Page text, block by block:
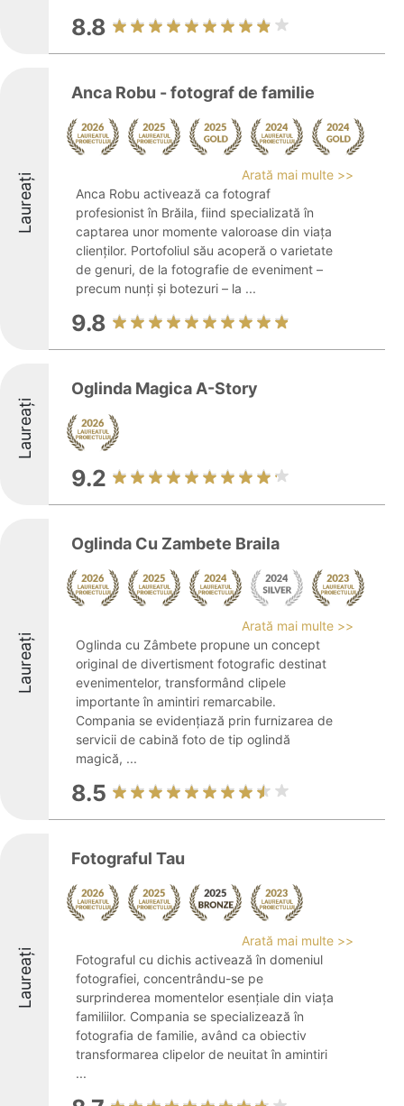
8.8
Laureați
Anca Robu - fotograf de familie
Arată mai multe >>
Anca Robu activează ca fotograf
profesionist în Brăila, fiind specializată în
captarea unor momente valoroase din viața
clienților. Portofoliul său acoperă o varietate
de genuri, de la fotografie de eveniment –
precum nunți și botezuri – la ...
9.8
Laureați
Oglinda Magica A-Story
9.2
Laureați
Oglinda Cu Zambete Braila
Arată mai multe >>
Oglinda cu Zâmbete propune un concept
original de divertisment fotografic destinat
evenimentelor, transformând clipele
importante în amintiri remarcabile.
Compania se evidențiază prin furnizarea de
servicii de cabină foto de tip oglindă
magică, ...
8.5
Laureați
Fotograful Tau
Arată mai multe >>
Fotograful cu dichis activează în domeniul
fotografiei, concentrându-se pe
surprinderea momentelor esențiale din viața
familiilor. Compania se specializează în
fotografia de familie, având ca obiectiv
transformarea clipelor de neuitat în amintiri
...